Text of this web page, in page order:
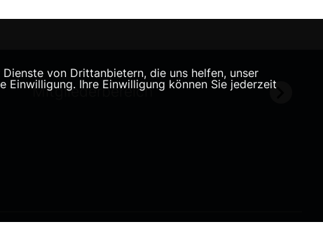
Mitgliederbereich
von Drittanbietern, die uns helfen, unser
Einwilligung. Ihre Einwilligung können Sie jederzeit